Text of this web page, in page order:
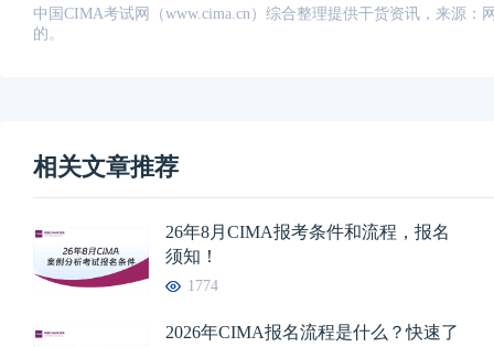
中国CIMA考试网（www.cima.cn）综合整理提供干货资讯，来源
的。
相关文章推荐
26年8月CIMA报考条件和流程，报名
须知！
1774
2026年CIMA报名流程是什么？快速了